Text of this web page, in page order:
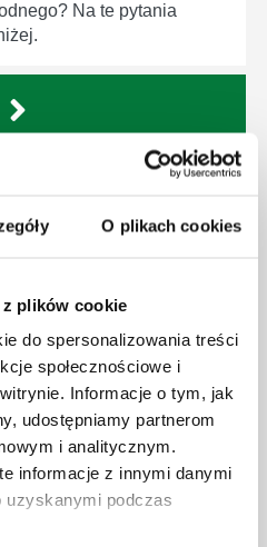
O plikach cookies
plików cookie
do spersonalizowania treści
społecznościowe i
Informacje o tym, jak
udostępniamy partnerom
i analitycznym.
informacje z innymi danymi
uzyskanymi podczas
Na te pytania
poszczególne
nim wszystkie firmy
zasad, których
jakości
klientów.